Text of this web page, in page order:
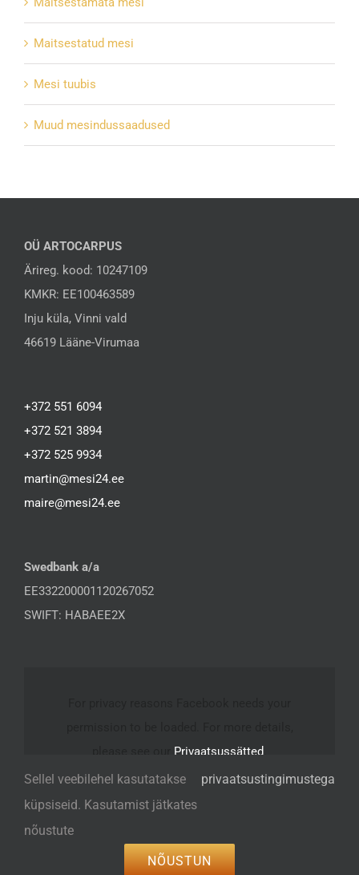
Maitsestatud mesi
Mesi tuubis
Muud mesindussaadused
OÜ ARTOCARPUS
Ärireg. kood: 10247109
KMKR: EE100463589
Inju küla, Vinni vald
46619 Lääne-Virumaa
+372 551 6094
+372 521 3894
+372 525 9934
martin@mesi24.ee
maire@mesi24.ee
Swedbank a/a
EE332200001120267052
SWIFT: HABAEE2X
Privaatsussätted
Sellel veebilehel kasutatakse
küpsiseid. Kasutamist jätkates
nõustute
privaatsustingimustega
NÕUSTUN